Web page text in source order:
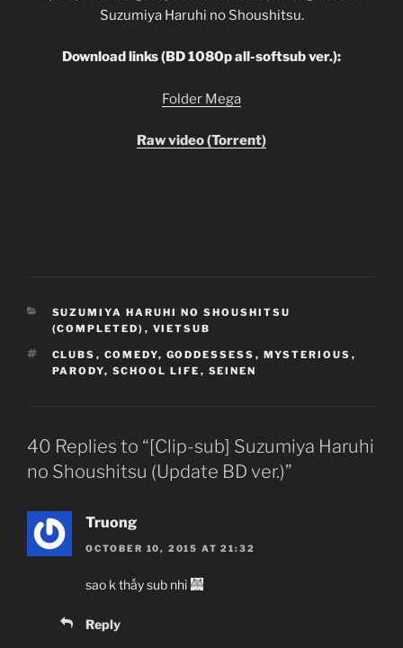
Suzumiya Haruhi no Shoushitsu.
Download links (BD 1080p all-softsub ver.):
Folder Mega
Raw video (Torrent)
CATEGORIES
SUZUMIYA HARUHI NO SHOUSHITSU
(COMPLETED) , VIETSUB
TAGS
CLUBS , COMEDY, GODDESSESS , MYSTERIOUS ,
PARODY, SCHOOL LIFE , SEINEN
40 Replies to “[Clip-sub] Suzumiya Haruhi
no Shoushitsu (Update BD ver.)”
Truong
OCTOBER 10, 2015 AT 21:32
sao k thấy sub nhỉ
Reply